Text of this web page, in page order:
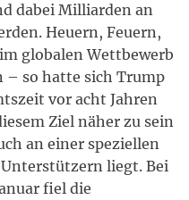
dabei Milliarden an
Heuern, Feuern,
globalen Wettbewerb
– so hatte sich Trump
vor acht Jahren
Ziel näher zu sein
an einer speziellen
liegt. Bei
fiel die